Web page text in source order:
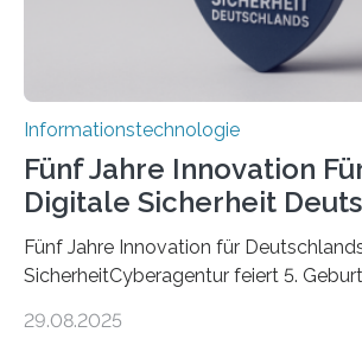
Informationstechnologie
Fünf Jahre Innovation
Digitale Sicherheit
Fünf Jahre Innovation für
SicherheitCyberagentur feiert 5.
ErfolgeDie Agentur für Innovation in der
29.08.2025